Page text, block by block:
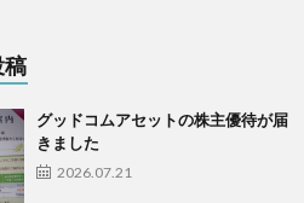
グッドコムアセットの株主優待が届
きました
2026.07.21